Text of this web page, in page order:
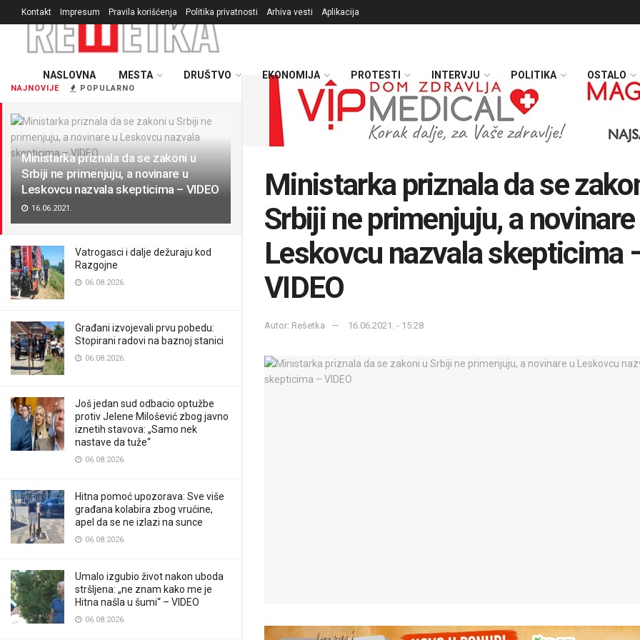
NAJNOVIJE POPULARNO
Ministarka priznala da se zakoni u
Srbiji ne primenjuju, a novinare u
Leskovcu nazvala skepticima – VIDEO
16.06.2021.
Vatrogasci i dalje dežuraju kod
Razgojne
06.08.2026.
Građani izvojevali prvu pobedu:
Stopirani radovi na baznoj stanici
06.08.2026.
Još jedan sud odbacio optužbe
protiv Jelene Milošević zbog javno
iznetih stavova: „Samo nek
nastave da tuže“
06.08.2026.
Hitna pomoć upozorava: Sve više
građana kolabira zbog vrućine,
apel da se ne izlazi na sunce
06.08.2026.
Umalo izgubio život nakon uboda
stršljena: „ne znam kako me je
Hitna našla u šumi“ – VIDEO
06.08.2026.
Kontakt Impresum Pravila korišćenja Politika privatnosti Arhiva vesti Aplikacija
NASLOVNA MESTA DRUŠTVO EKONOMIJA PROTESTI INTERVJU POLITIKA OSTALO
Ministarka priznala da se
Srbiji ne primenjuju, a
Leskovcu nazvala skepticima
VIDEO
Autor: Rešetka 16.06.2021. - 15:28